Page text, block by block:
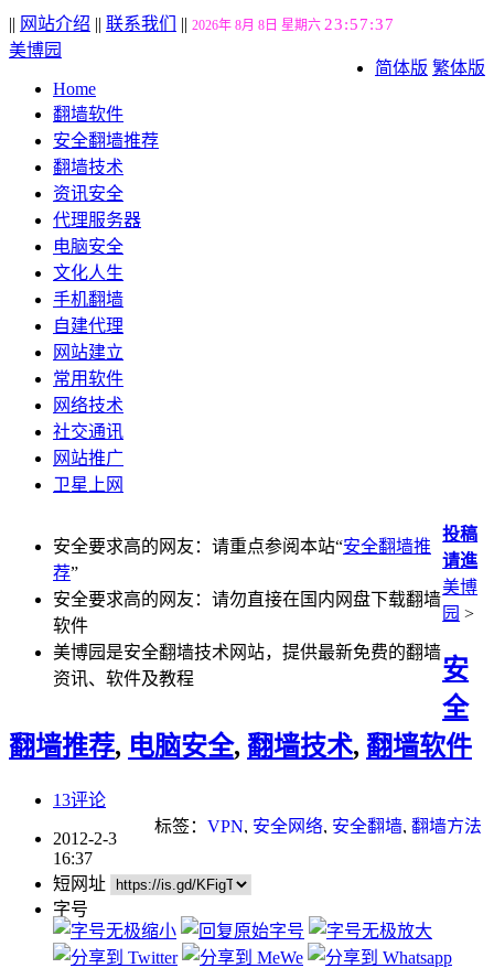
|| 网站介绍 || 联系我们 || 2026年 8月 8日 星期六 23:57:38
简体版 繁体版
美博园
Home
翻墙软件
安全翻墙推荐
翻墙技术
资讯安全
代理服务器
电脑安全
文化人生
手机翻墙
自建代理
网站建立
常用软件
网络技术
社交通讯
网站推广
卫星上网
安全要求高的网友：请重点参阅本站“安全翻墙推
荐”
安全要求高的网友：请勿直接在国内网盘下载翻墙
软件
美博园是安全翻墙技术网站，提供最新免费的翻墙
资讯、软件及教程
投稿
请進
美博
园 >
安
全
翻墙推荐, 电脑安全, 翻墙技术, 翻墙软件
13评论
标签： VPN, 安全网络, 安全翻墙, 翻墙方法
2012-2-3
16:37
短网址
字号